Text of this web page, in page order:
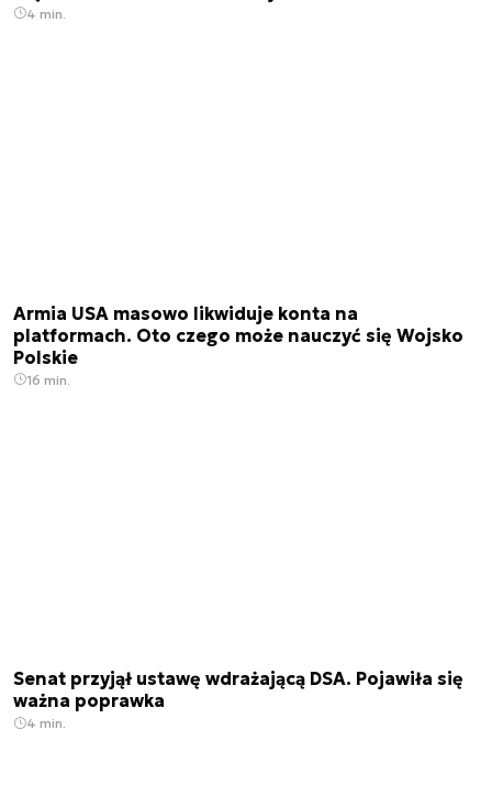
4 min.
Armia USA masowo likwiduje konta na
platformach. Oto czego może nauczyć się Wojsko
Polskie
16 min.
Senat przyjął ustawę wdrażającą DSA. Pojawiła się
ważna poprawka
4 min.